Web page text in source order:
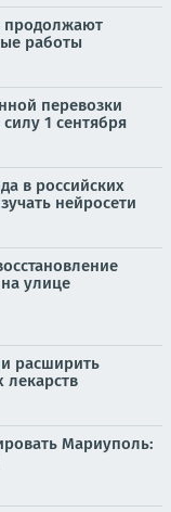
продолжают
работы
перевозки
1 сентября
в российских
нейросети
улице
расширить
Мариуполь: